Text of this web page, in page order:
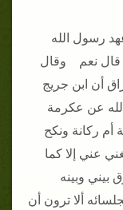
رسول الله
قال نعم وقال
أن ابن جريج
عن عكرمة
أم ركانة ونكح
عني إلا كما
بيني وبينه
ألا ترون أن